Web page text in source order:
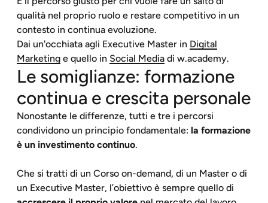
qualità nel proprio ruolo e restare competitivo in un
contesto in continua evoluzione.
Dai un'occhiata agli Executive Master in Digital
Marketing e quello in Social Media di w.academy.
Le somiglianze: formazione
continua e crescita personale
Nonostante le differenze, tutti e tre i percorsi
condividono un principio fondamentale: la formazione
è un investimento continuo.
Che si tratti di un Corso on-demand, di un Master o di
un Executive Master, l’obiettivo è sempre quello di